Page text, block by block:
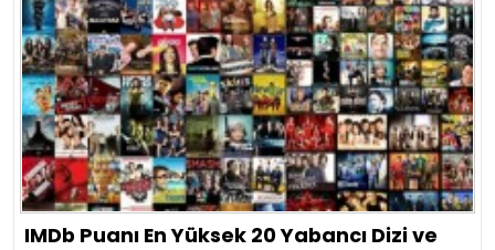
IMDb Puanı En Yüksek 20 Yabancı Dizi ve